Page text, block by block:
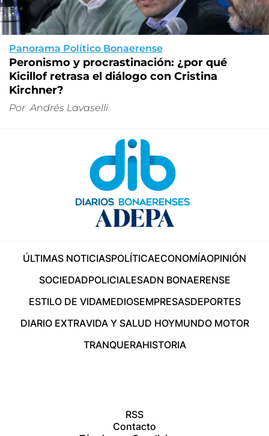
Panorama Político Bonaerense
Peronismo y procrastinación: ¿por qué
Kicillof retrasa el diálogo con Cristina
Kirchner?
Por Andrés Lavaselli
ÚLTIMAS NOTICIASPOLÍTICAECONOMÍAOPINIÓN
SOCIEDADPOLICIALESADN BONAERENSE
ESTILO DE VIDAMEDIOSEMPRESASDEPORTES
DIARIO EXTRAVIDA Y SALUD HOYMUNDO MOTOR
TRANQUERAHISTORIA
RSS
Contacto